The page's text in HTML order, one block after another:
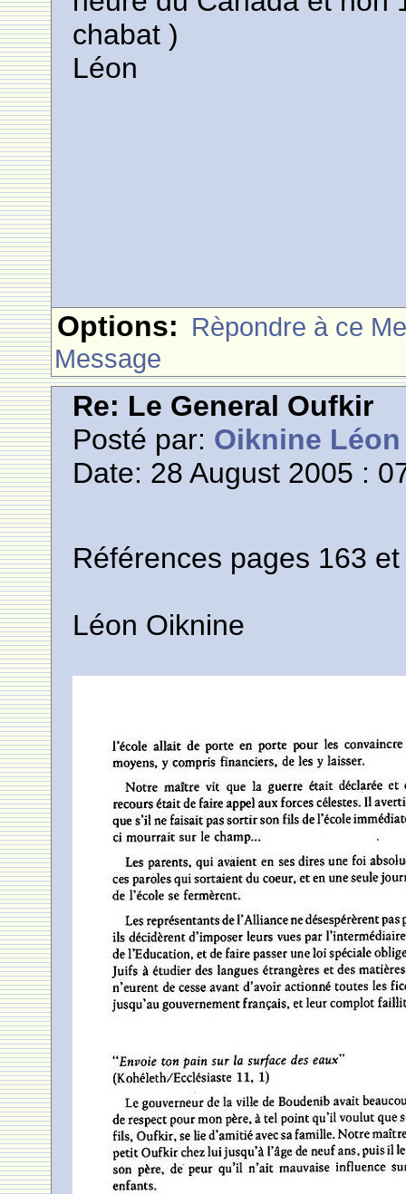
chabat )
Léon
Options: Rèpondre à ce
Message
Re: Le General Oufkir
Posté par: Oiknine Léon
Date: 28 August 2005 :
Références pages 163
Léon Oiknine